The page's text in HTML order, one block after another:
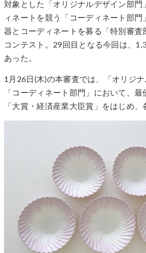
対象とした「オリジナルデザイン部門
ィネートを競う「コーディネート部門
器とコーディネートを募る「特別審査
コンテスト。29回目となる今回は、
あった。
1月26日(木)の本審査では、「オリジ
「コーディネート部門」において、
「大賞・経済産業大臣賞」をはじめ、